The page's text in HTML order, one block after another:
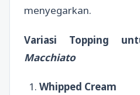
menyegarkan.
Variasi Topping
Macchiato
Whipped Cream